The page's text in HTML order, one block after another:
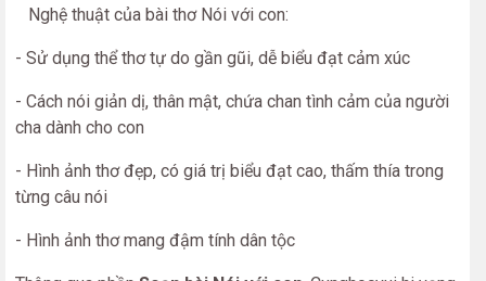
Nghệ thuật của bài thơ Nói với con:
- Sử dụng thể thơ tự do gần gũi, dễ biểu đạt cảm xúc
- Cách nói giản dị, thân mật, chứa chan tình cảm của người
cha dành cho con
- Hình ảnh thơ đẹp, có giá trị biểu đạt cao, thấm thía trong
từng câu nói
- Hình ảnh thơ mang đậm tính dân tộc